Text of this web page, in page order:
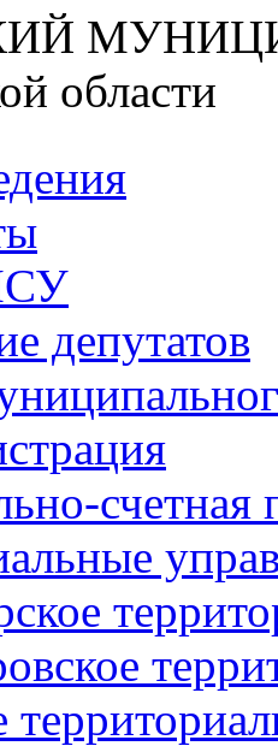
области
депутатов
счетная